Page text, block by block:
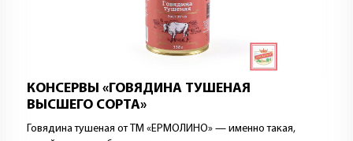
КОНСЕРВЫ «ГОВЯДИНА ТУШЕНАЯ
ВЫСШЕГО СОРТА»
Говядина тушеная от ТМ «ЕРМОЛИНО» — именно такая,